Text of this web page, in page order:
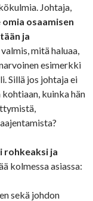
Johtaja,
omia osaamisen
ja
mitä haluaa,
esimerkki
Sillä jos johtaja ei
kuinka hän
ja
kolmessa asiassa:
sekä johdon